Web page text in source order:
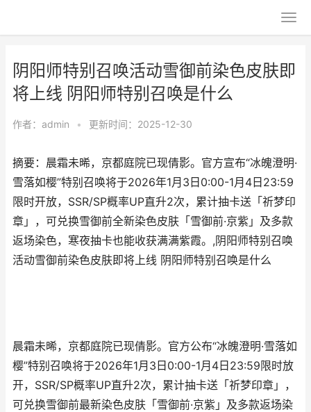
阴阳师特别召唤活动雪御前染色皮肤即
将上线 阴阳师特别召唤是什么
作者： admin • 更新时间：2025-12-30
摘要：晨霜未晞，京都庭院已现倩影。官方宣布“冰魄澄明·
雪落如樱”特别召唤将于2026年1月3日0:00-1月4日23:59
限时开放，SSR/SP概率UP直升2次，累计抽卡送「祈梦印
章」，可兑换雪御前全新染色皮肤「雪御前·京紫」及多款
返场染色，寒夜抽卡也能收获满满紫霞。,阴阳师特别召唤
活动雪御前染色皮肤即将上线 阴阳师特别召唤是什么
晨霜未晞，京都庭院已现倩影。官方公布“冰魄澄明·雪落如
樱”特别召唤将于2026年1月3日0:00-1月4日23:59限时放
开，SSR/SP概率UP直升2次，累计抽卡送「祈梦印章」，
可兑换雪御前最新染色皮肤「雪御前·京紫」及多款返场染